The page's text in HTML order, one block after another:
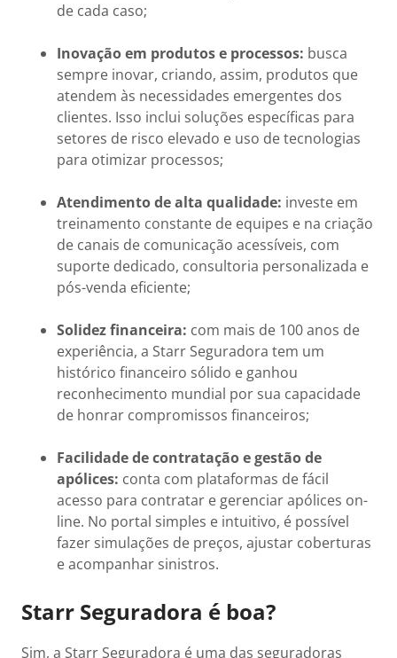
de cada caso;
Inovação em produtos e processos: busca
sempre inovar, criando, assim, produtos que
atendem às necessidades emergentes dos
clientes. Isso inclui soluções específicas para
setores de risco elevado e uso de tecnologias
para otimizar processos;
Atendimento de alta qualidade: investe em
treinamento constante de equipes e na criação
de canais de comunicação acessíveis, com
suporte dedicado, consultoria personalizada e
pós-venda eficiente;
Solidez financeira: com mais de 100 anos de
experiência, a Starr Seguradora tem um
histórico financeiro sólido e ganhou
reconhecimento mundial por sua capacidade
de honrar compromissos financeiros;
Facilidade de contratação e gestão de
apólices: conta com plataformas de fácil
acesso para contratar e gerenciar apólices on-
line. No portal simples e intuitivo, é possível
fazer simulações de preços, ajustar coberturas
e acompanhar sinistros.
Starr Seguradora é boa?
Sim, a Starr Seguradora é uma das seguradoras